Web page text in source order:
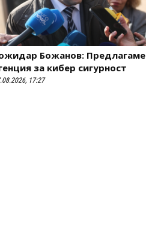
Божанов: Предлагаме
за кибер сигурност
17:27